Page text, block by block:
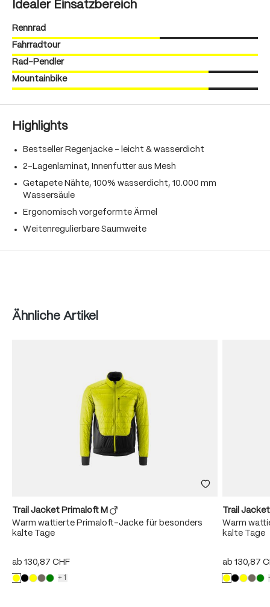
Idealer Einsatzbereich
Rennrad
Fahrradtour
Rad-Pendler
Mountainbike
Highlights
Bestseller Regenjacke – leicht & wasserdicht
2-Lagenlaminat, Innenfutter aus Mesh
Getapete Nähte, 100% wasserdicht, 10.000 mm
Wassersäule
Ergonomisch vorgeformte Ärmel
Weitenregulierbare Saumweite
Produktgalerie überspringen
Ähnliche Artikel
+1
Trail Jacket Primaloft M
Warm wattierte Primaloft-Jacke für besonders
kalte Tage
ab 130,87 CHF
Trail
Warm
kalte Tage
ab 130,87